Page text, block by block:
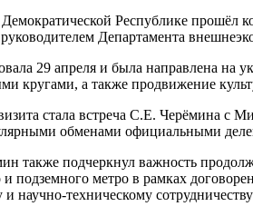
Республике прошёл
Департамента
29 апреля и была направлена на
кругами, а также продвижение
стала встреча С.Е. Черёмина с
обменами официальными
также подчеркнул важность
и подземного метро в рамках
и научно-техническому